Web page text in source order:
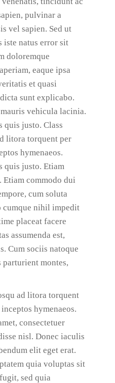
pulvinar a
vel sapien. Sed ut
iste natus error sit
doloremque
eaque ipsa
et quasi
sunt explicabo.
vehicula lacinia.
quis justo. Class
litora torquent per
hymenaeos.
quis justo. Etiam
Etiam commodo dui
cum soluta
cumque nihil impedit
placeat facere
assumenda est,
Cum sociis natoque
parturient montes,
ad litora torquent
hymenaeos.
consectetuer
nisl. Donec iaculis
elit eget erat.
quia voluptas sit
sed quia